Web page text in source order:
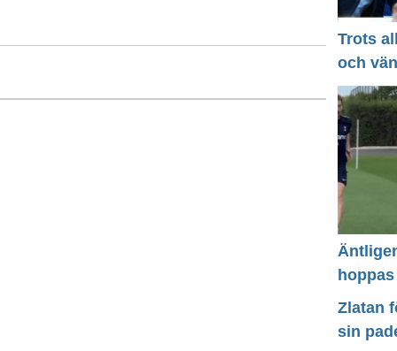
Trots
och
Zlatan
sin